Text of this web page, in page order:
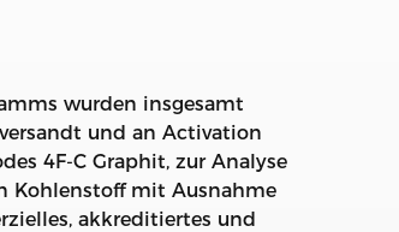
wurden insgesamt
und an Activation
4F-C Graphit, zur Analyse
Kohlenstoff mit Ausnahme
akkreditiertes und